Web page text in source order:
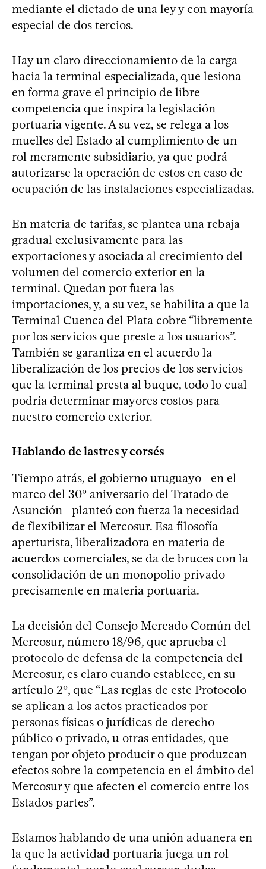
mediante el dictado de una ley y con mayoría
especial de dos tercios.
Hay un claro direccionamiento de la carga
hacia la terminal especializada, que lesiona
en forma grave el principio de libre
competencia que inspira la legislación
portuaria vigente. A su vez, se relega a los
muelles del Estado al cumplimiento de un
rol meramente subsidiario, ya que podrá
autorizarse la operación de estos en caso de
ocupación de las instalaciones especializadas.
En materia de tarifas, se plantea una rebaja
gradual exclusivamente para las
exportaciones y asociada al crecimiento del
volumen del comercio exterior en la
terminal. Quedan por fuera las
importaciones, y, a su vez, se habilita a que la
Terminal Cuenca del Plata cobre “libremente
por los servicios que preste a los usuarios”.
También se garantiza en el acuerdo la
liberalización de los precios de los servicios
que la terminal presta al buque, todo lo cual
podría determinar mayores costos para
nuestro comercio exterior.
Hablando de lastres y corsés
Tiempo atrás, el gobierno uruguayo –en el
marco del 30º aniversario del Tratado de
Asunción– planteó con fuerza la necesidad
de flexibilizar el Mercosur. Esa filosofía
aperturista, liberalizadora en materia de
acuerdos comerciales, se da de bruces con la
consolidación de un monopolio privado
precisamente en materia portuaria.
La decisión del Consejo Mercado Común del
Mercosur, número 18/96, que aprueba el
protocolo de defensa de la competencia del
Mercosur, es claro cuando establece, en su
artículo 2º, que “Las reglas de este Protocolo
se aplican a los actos practicados por
personas físicas o jurídicas de derecho
público o privado, u otras entidades, que
tengan por objeto producir o que produzcan
efectos sobre la competencia en el ámbito del
Mercosur y que afecten el comercio entre los
Estados partes”.
Estamos hablando de una unión aduanera en
la que la actividad portuaria juega un rol